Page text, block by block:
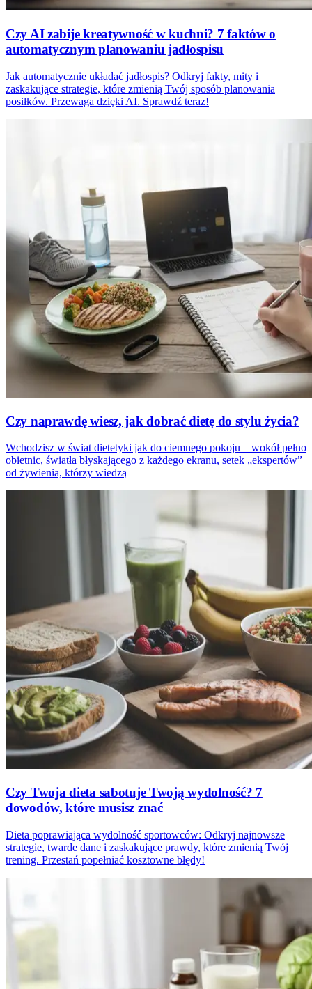
Czy AI zabije kreatywność w kuchni? 7 faktów o
automatycznym planowaniu jadłospisu
Jak automatycznie układać jadłospis? Odkryj fakty, mity i
zaskakujące strategie, które zmienią Twój sposób planowania
posiłków. Przewaga dzięki AI. Sprawdź teraz!
Czy naprawdę wiesz, jak dobrać dietę do stylu życia?
Wchodzisz w świat dietetyki jak do ciemnego pokoju – wokół pełno
obietnic, światła błyskającego z każdego ekranu, setek „ekspertów”
od żywienia, którzy wiedzą
Czy Twoja dieta sabotuje Twoją wydolność? 7
dowodów, które musisz znać
Dieta poprawiająca wydolność sportowców: Odkryj najnowsze
strategie, twarde dane i zaskakujące prawdy, które zmienią Twój
trening. Przestań popełniać kosztowne błędy!